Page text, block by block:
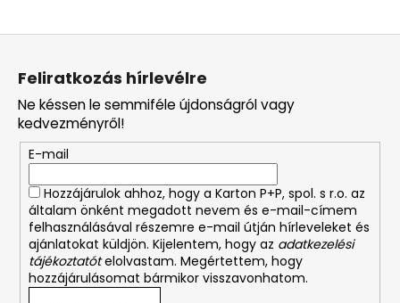
L
Feliratkozás hírlevélre
Ne késsen le semmiféle újdonságról vagy
kedvezményről!
E-mail
Hozzájárulok ahhoz, hogy a Karton P+P, spol. s r.o. az
általam önként megadott nevem és e-mail-címem
felhasználásával részemre e-mail útján hírleveleket és
ajánlatokat küldjön. Kijelentem, hogy az adatkezelési
tájékoztatótelolvastam. Megértettem, hogy
hozzájárulásomat bármikor visszavonhatom.